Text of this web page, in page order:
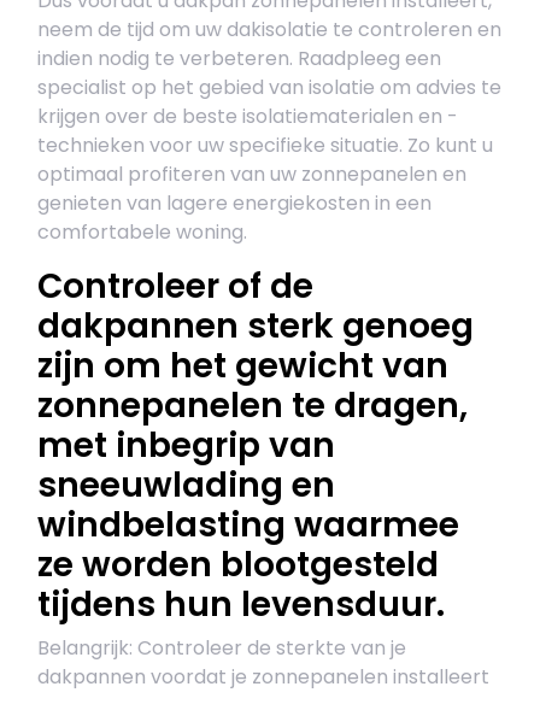
neem de tijd om uw dakisolatie te controleren en
indien nodig te verbeteren. Raadpleeg een
specialist op het gebied van isolatie om advies te
krijgen over de beste isolatiematerialen en -
technieken voor uw specifieke situatie. Zo kunt u
optimaal profiteren van uw zonnepanelen en
genieten van lagere energiekosten in een
comfortabele woning.
Controleer of de
dakpannen sterk genoeg
zijn om het gewicht van
zonnepanelen te dragen,
met inbegrip van
sneeuwlading en
windbelasting waarmee
ze worden blootgesteld
tijdens hun levensduur.
Belangrijk: Controleer de sterkte van je
dakpannen voordat je zonnepanelen installeert